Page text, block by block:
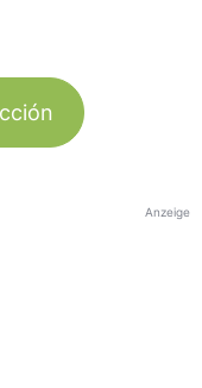
Anzeige